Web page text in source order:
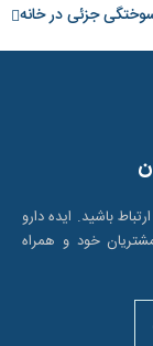
جزئی در خانه
باشید. ایده دارو
خود و همراه